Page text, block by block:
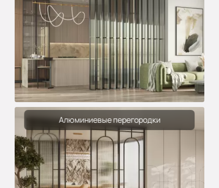
Алюминиевые перегородки